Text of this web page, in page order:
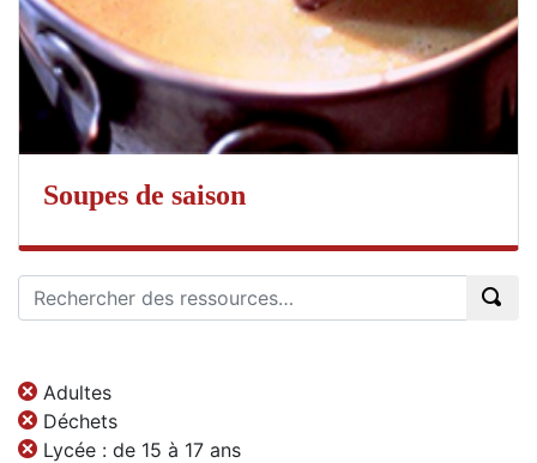
Soupes de saison
Adultes
Déchets
Lycée : de 15 à 17 ans